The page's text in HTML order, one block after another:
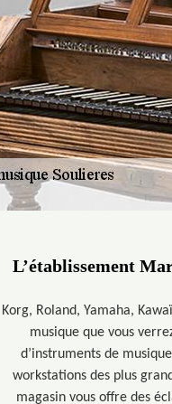
L’établissement
Korg, Roland, Yamaha,
musique que vous
d’instruments de
workstations des plus
magasin vous offre des